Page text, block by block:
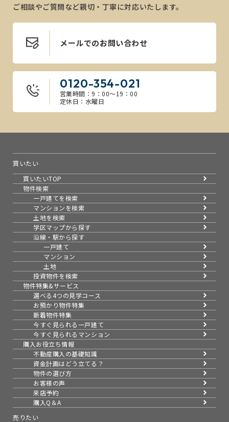
ご相談やご質問など親切・丁寧に対応いたします。
メールでのお問い合わせ
0120-354-021
営業時間：9：00～19：00
定休日：水曜日
買いたい
買いたいTOP
物件検索
一戸建てを検索
マンションを検索
土地を検索
学区マップから探す
沿線・駅から探す
一戸建て
マンション
土地
投資物件を検索
物件特集&サービス
選べる4つの見学コース
お預かり物件特集
新着物件特集
今すぐ見られる一戸建て
今すぐ見られるマンション
購入お役立ち情報
不動産購入の基礎知識
資金計画はどう立てる？
物件の選び方
お客様の声
来店予約
購入Q＆A
売りたい